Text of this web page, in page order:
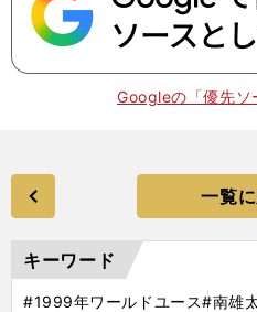
Googleの「優先ソ
一覧
キーワード
#1999年ワールドユース#南雄